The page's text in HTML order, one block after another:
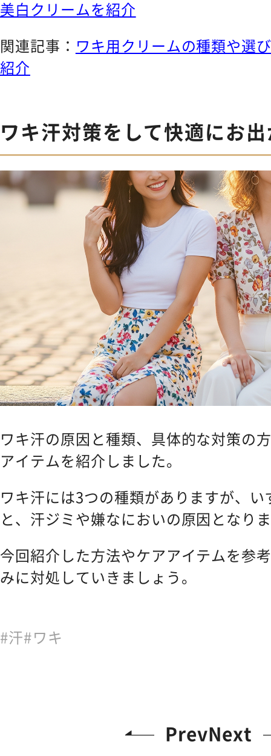
美白クリームを紹介
関連記事： ワキ用クリームの種類や選
紹介
ワキ汗対策をして快適にお
ワキ汗の原因と種類、具体的な対策の
アイテムを紹介しました。
ワキ汗には3つの種類がありますが、
と、汗ジミや嫌なにおいの原因となり
今回紹介した方法やケアアイテムを参
みに対処していきましょう。
汗 ワキ
PrevNext